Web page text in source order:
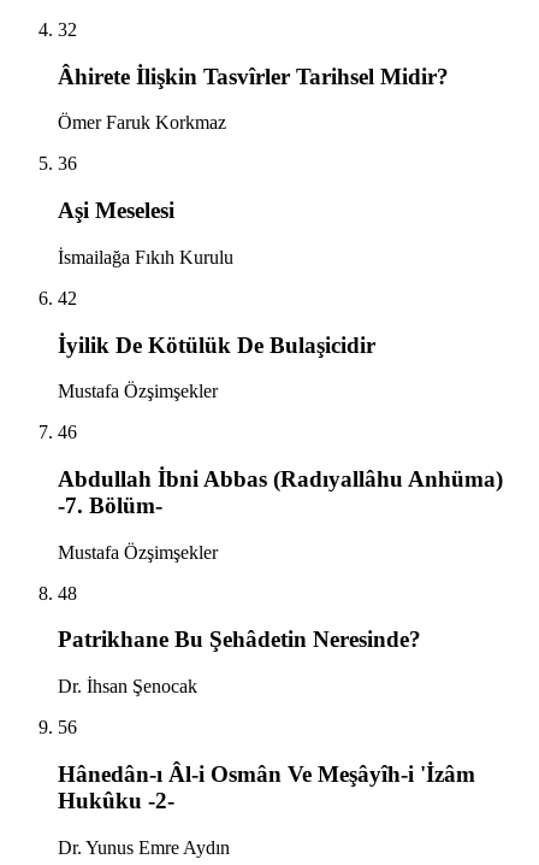
32
Âhirete İlişkin Tasvîrler Tarihsel Midir?
Ömer Faruk Korkmaz
36
Aşi Meselesi
İsmailağa Fıkıh Kurulu
42
İyilik De Kötülük De Bulaşicidir
Mustafa Özşimşekler
46
Abdullah İbni Abbas (Radıyallâhu Anhüma)
-7. Bölüm-
Mustafa Özşimşekler
48
Patrikhane Bu Şehâdetin Neresinde?
Dr. İhsan Şenocak
56
Hânedân-ı Âl-i Osmân Ve Meşâyîh-i 'İzâm
Hukûku -2-
Dr. Yunus Emre Aydın